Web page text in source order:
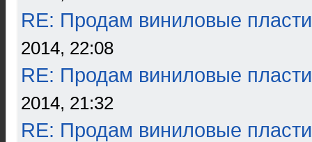
RE: Продам виниловые
2014, 22:08
RE: Продам виниловые
2014, 21:32
RE: Продам виниловые